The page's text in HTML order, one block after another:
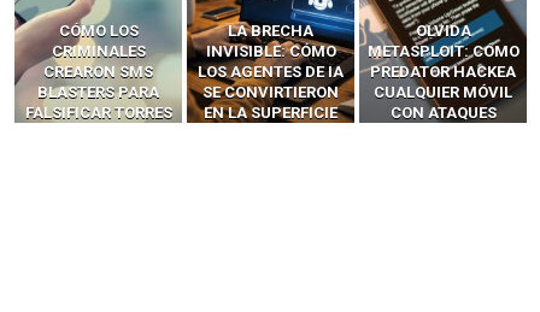
LA BRECHA
INVISIBLE: CÓMO
LOS AGENTES DE IA
SE CONVIRTIERON
EN LA SUPERFICIE
OLVIDA
METASPLOIT: CÓMO
PREDATOR HACKEA
CUALQUIER MÓVIL
CON ATAQUES
CÓMO LOS HACKERS
INTERCEPTAN OTPS
Y LLAMADAS
MÓVILES SIN
‘HACKEAR’ — EL